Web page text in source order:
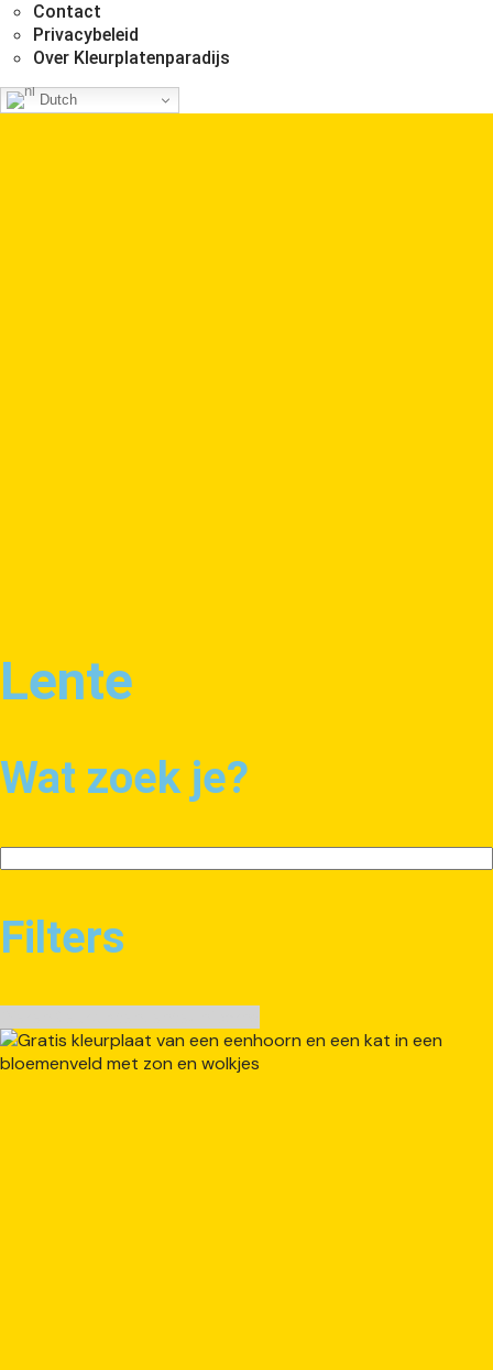
Contact
Privacybeleid
Over Kleurplatenparadijs
Dutch
Lente
Wat zoek je?
Filters